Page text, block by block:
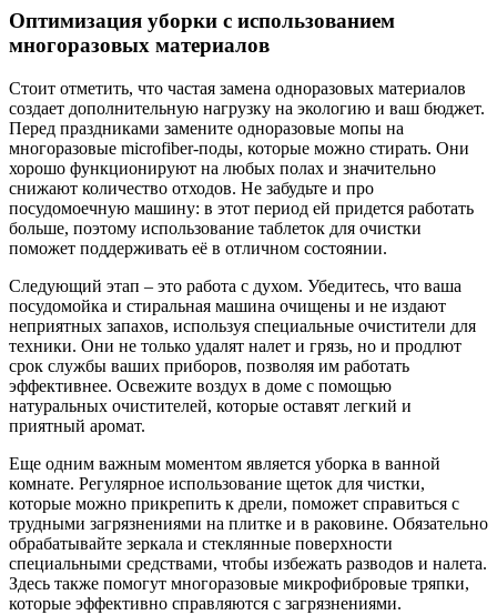
Оптимизация уборки с использованием
многоразовых материалов
Стоит отметить, что частая замена одноразовых материалов
создает дополнительную нагрузку на экологию и ваш бюджет.
Перед праздниками замените одноразовые мопы на
многоразовые microfiber-поды, которые можно стирать. Они
хорошо функционируют на любых полах и значительно
снижают количество отходов. Не забудьте и про
посудомоечную машину: в этот период ей придется работать
больше, поэтому использование таблеток для очистки
поможет поддерживать её в отличном состоянии.
Следующий этап – это работа с духом. Убедитесь, что ваша
посудомойка и стиральная машина очищены и не издают
неприятных запахов, используя специальные очистители для
техники. Они не только удалят налет и грязь, но и продлют
срок службы ваших приборов, позволяя им работать
эффективнее. Освежите воздух в доме с помощью
натуральных очистителей, которые оставят легкий и
приятный аромат.
Еще одним важным моментом является уборка в ванной
комнате. Регулярное использование щеток для чистки,
которые можно прикрепить к дрели, поможет справиться с
трудными загрязнениями на плитке и в раковине. Обязательно
обрабатывайте зеркала и стеклянные поверхности
специальными средствами, чтобы избежать разводов и налета.
Здесь также помогут многоразовые микрофибровые тряпки,
которые эффективно справляются с загрязнениями.